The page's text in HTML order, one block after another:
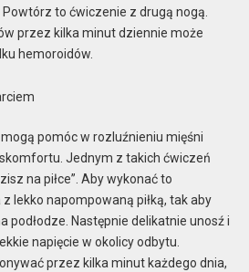
to ćwiczenie z drugą nogą.
przez kilka minut dziennie może
hemoroidów.
pomóc w rozluźnieniu mięśni
Jednym z takich ćwiczeń
na piłce”. Aby wykonać to
lekko napompowaną piłką, tak aby
podłodze. Następnie delikatnie unosź i
napięcie w okolicy odbytu.
przez kilka minut każdego dnia,